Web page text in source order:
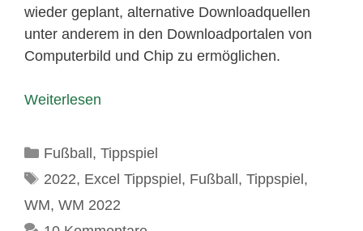
wieder geplant, alternative Downloadquellen
unter anderem in den Downloadportalen von
Computerbild und Chip zu ermöglichen.
Weiterlesen
Kategorien
Fußball , Tippspiel
Schlagwörter
2022, Excel Tippspiel , Fußball , Tippspiel ,
WM, WM 2022